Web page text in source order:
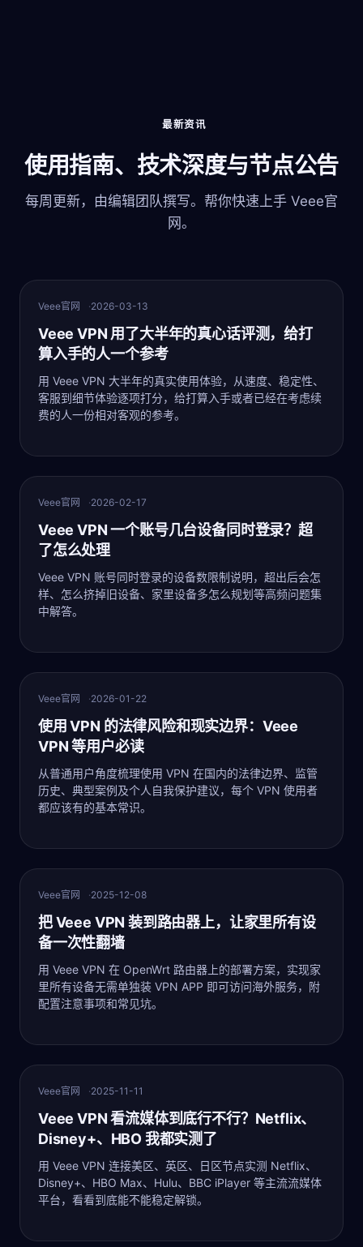
最新资讯
使用指南、技术深度与节点公告
每周更新，由编辑团队撰写。帮你快速上手 Veee官
网。
最新
Veee官网 2026-03-13
Veee VPN 用了大半年的真心话评测，给打
算入手的人一个参考
用 Veee VPN 大半年的真实使用体验，从速度、稳定性、
客服到细节体验逐项打分，给打算入手或者已经在考虑续
费的人一份相对客观的参考。
最新
Veee官网 2026-02-17
Veee VPN 一个账号几台设备同时登录？超
了怎么处理
Veee VPN 账号同时登录的设备数限制说明，超出后会怎
样、怎么挤掉旧设备、家里设备多怎么规划等高频问题集
中解答。
最新
Veee官网 2026-01-22
使用 VPN 的法律风险和现实边界：Veee
VPN 等用户必读
从普通用户角度梳理使用 VPN 在国内的法律边界、监管
历史、典型案例及个人自我保护建议，每个 VPN 使用者
都应该有的基本常识。
最新
Veee官网 2025-12-08
把 Veee VPN 装到路由器上，让家里所有设
备一次性翻墙
用 Veee VPN 在 OpenWrt 路由器上的部署方案，实现家
里所有设备无需单独装 VPN APP 即可访问海外服务，附
配置注意事项和常见坑。
最新
Veee官网 2025-11-11
Veee VPN 看流媒体到底行不行？Netflix、
Disney+、HBO 我都实测了
用 Veee VPN 连接美区、英区、日区节点实测 Netflix、
Disney+、HBO Max、Hulu、BBC iPlayer 等主流流媒体
平台，看看到底能不能稳定解锁。